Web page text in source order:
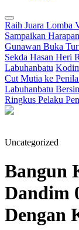
Raih Juara Lomba
Sampaikan
Gunawan Buka
Sekda Hasan Heri
Labuhanbatu
Cut Mutia ke
Labuhanbatu
Ringkus Pelaku
Uncategorized
Bangun
Dandim
Dengan